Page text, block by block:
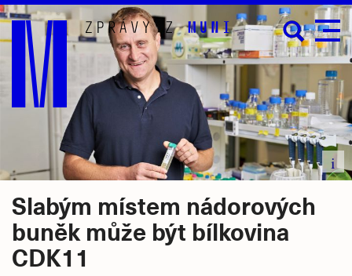
Přejít
na
hlavní
obsah
i
Slabým místem nádorových
buněk může být bílkovina
CDK11